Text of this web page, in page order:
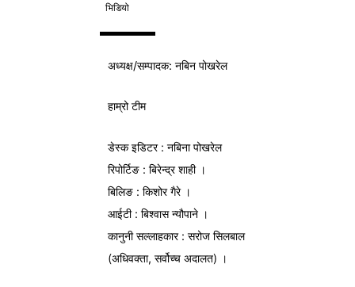
भिडियो
अध्यक्ष/सम्पादक: नबिन पोखरेल
हाम्रो टीम
डेस्क इडिटर : नबिना पोखरेल
रिपोर्टिङ : बिरेन्द्र शाही ।
बिलिङ : किशोर गैरे ।
आईटी : बिश्वास न्यौपाने ।
कानुनी सल्लाहकार : सरोज सिलबाल
(अधिवक्ता, सर्वोच्च अदालत) ।